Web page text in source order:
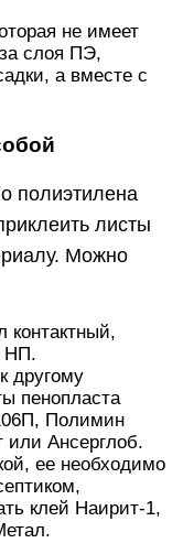
не имеет
слоя ПЭ,
а вместе с
полиэтилена
листы
Можно
НП.
другому
пенопласта
Полимин
или Ансерглоб.
ее необходимо
клей Наирит-1,